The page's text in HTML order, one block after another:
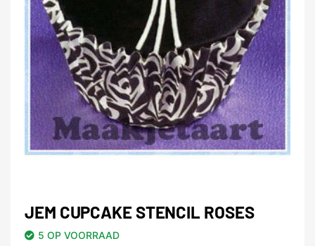
JEM CUPCAKE STENCIL ROSES
5 OP VOORRAAD